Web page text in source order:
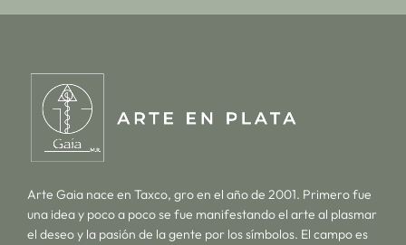
Arte Gaia nace en Taxco, gro en el año de 2001. Primero fue
una idea y poco a poco se fue manifestando el arte al plasmar
el deseo y la pasión de la gente por los símbolos. El campo es